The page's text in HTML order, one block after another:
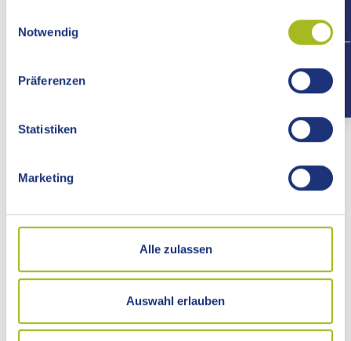
Notwendig
Präferenzen
Statistiken
Marketing
Alle zulassen
Auswahl erlauben
Die Lok 23029 vor dem Aalener Berufsschulzentrum
Samstag, 1. August 2020 bei sommerlichen Temperaturen
Pavel ehrte die langjährigen ehrenamtlichen Mitglieder der
"Aktion 23 029" für ihren tatkräftigen Einsatz und begrüßte
eine neue Eisenbahner-Generation, die auch in Zukunft die
Erinnerung an die Ära der Dampflok bewahren wird.